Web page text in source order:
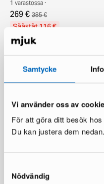
Samtycke
Vi använder oss av
För att göra ditt besök
Du kan justera dem nedan.
Nödvändig
1 varastossa ·
269 € 385 €
Säästät 116 €